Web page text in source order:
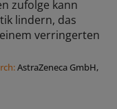
zufolge kann
lindern, das
verringerten
AstraZeneca GmbH,